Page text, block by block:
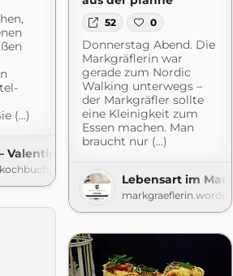
(...)
Valentinas-Kochbuch.de
52 0
Donnerstag Abend. Die
Markgräflerin war
gerade zum Nordic
Walking unterwegs –
der Markgräfler sollte
eine Kleinigkeit zum
Essen machen. Man
braucht nur (...)
Lebensart im